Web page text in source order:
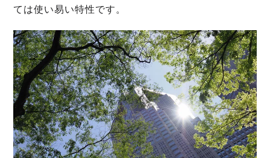
ては使い易い特性です。